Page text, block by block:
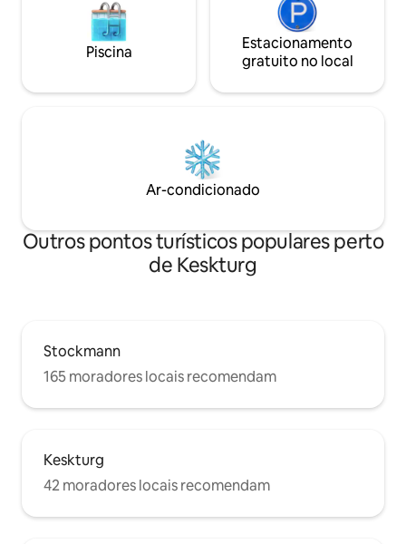
Piscina
Estacionamento
gratuito no local
Ar-condicionado
Outros pontos turísticos populares perto
de Keskturg
Stockmann
165 moradores locais recomendam
Keskturg
42 moradores locais recomendam